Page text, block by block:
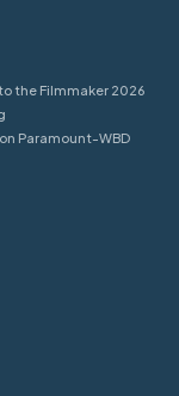
the Filmmaker 2026
Paramount-WBD